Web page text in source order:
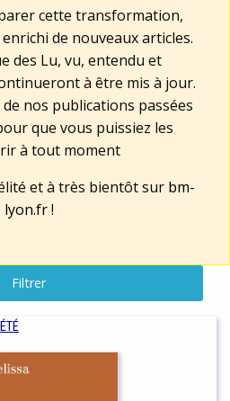
cette transformation,
de nouveaux articles.
des Lu, vu, entendu et
à être mis à jour.
de nos publications passées
que vous puissiez les
à tout moment
et à très bientôt sur bm-
lyon.fr!
Filtrer